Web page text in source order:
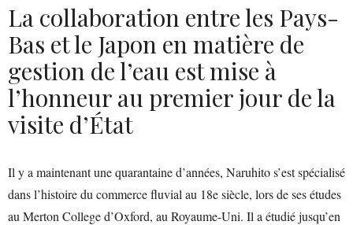
La collaboration entre les Pays-
Bas et le Japon en matière de
gestion de l’eau est mise à
l’honneur au premier jour de la
visite d’État
Il y a maintenant une quarantaine d’années, Naruhito s’est spécialisé
dans l’histoire du commerce fluvial au 18e siècle, lors de ses études
au Merton College d’Oxford, au Royaume-Uni. Il a étudié jusqu’en